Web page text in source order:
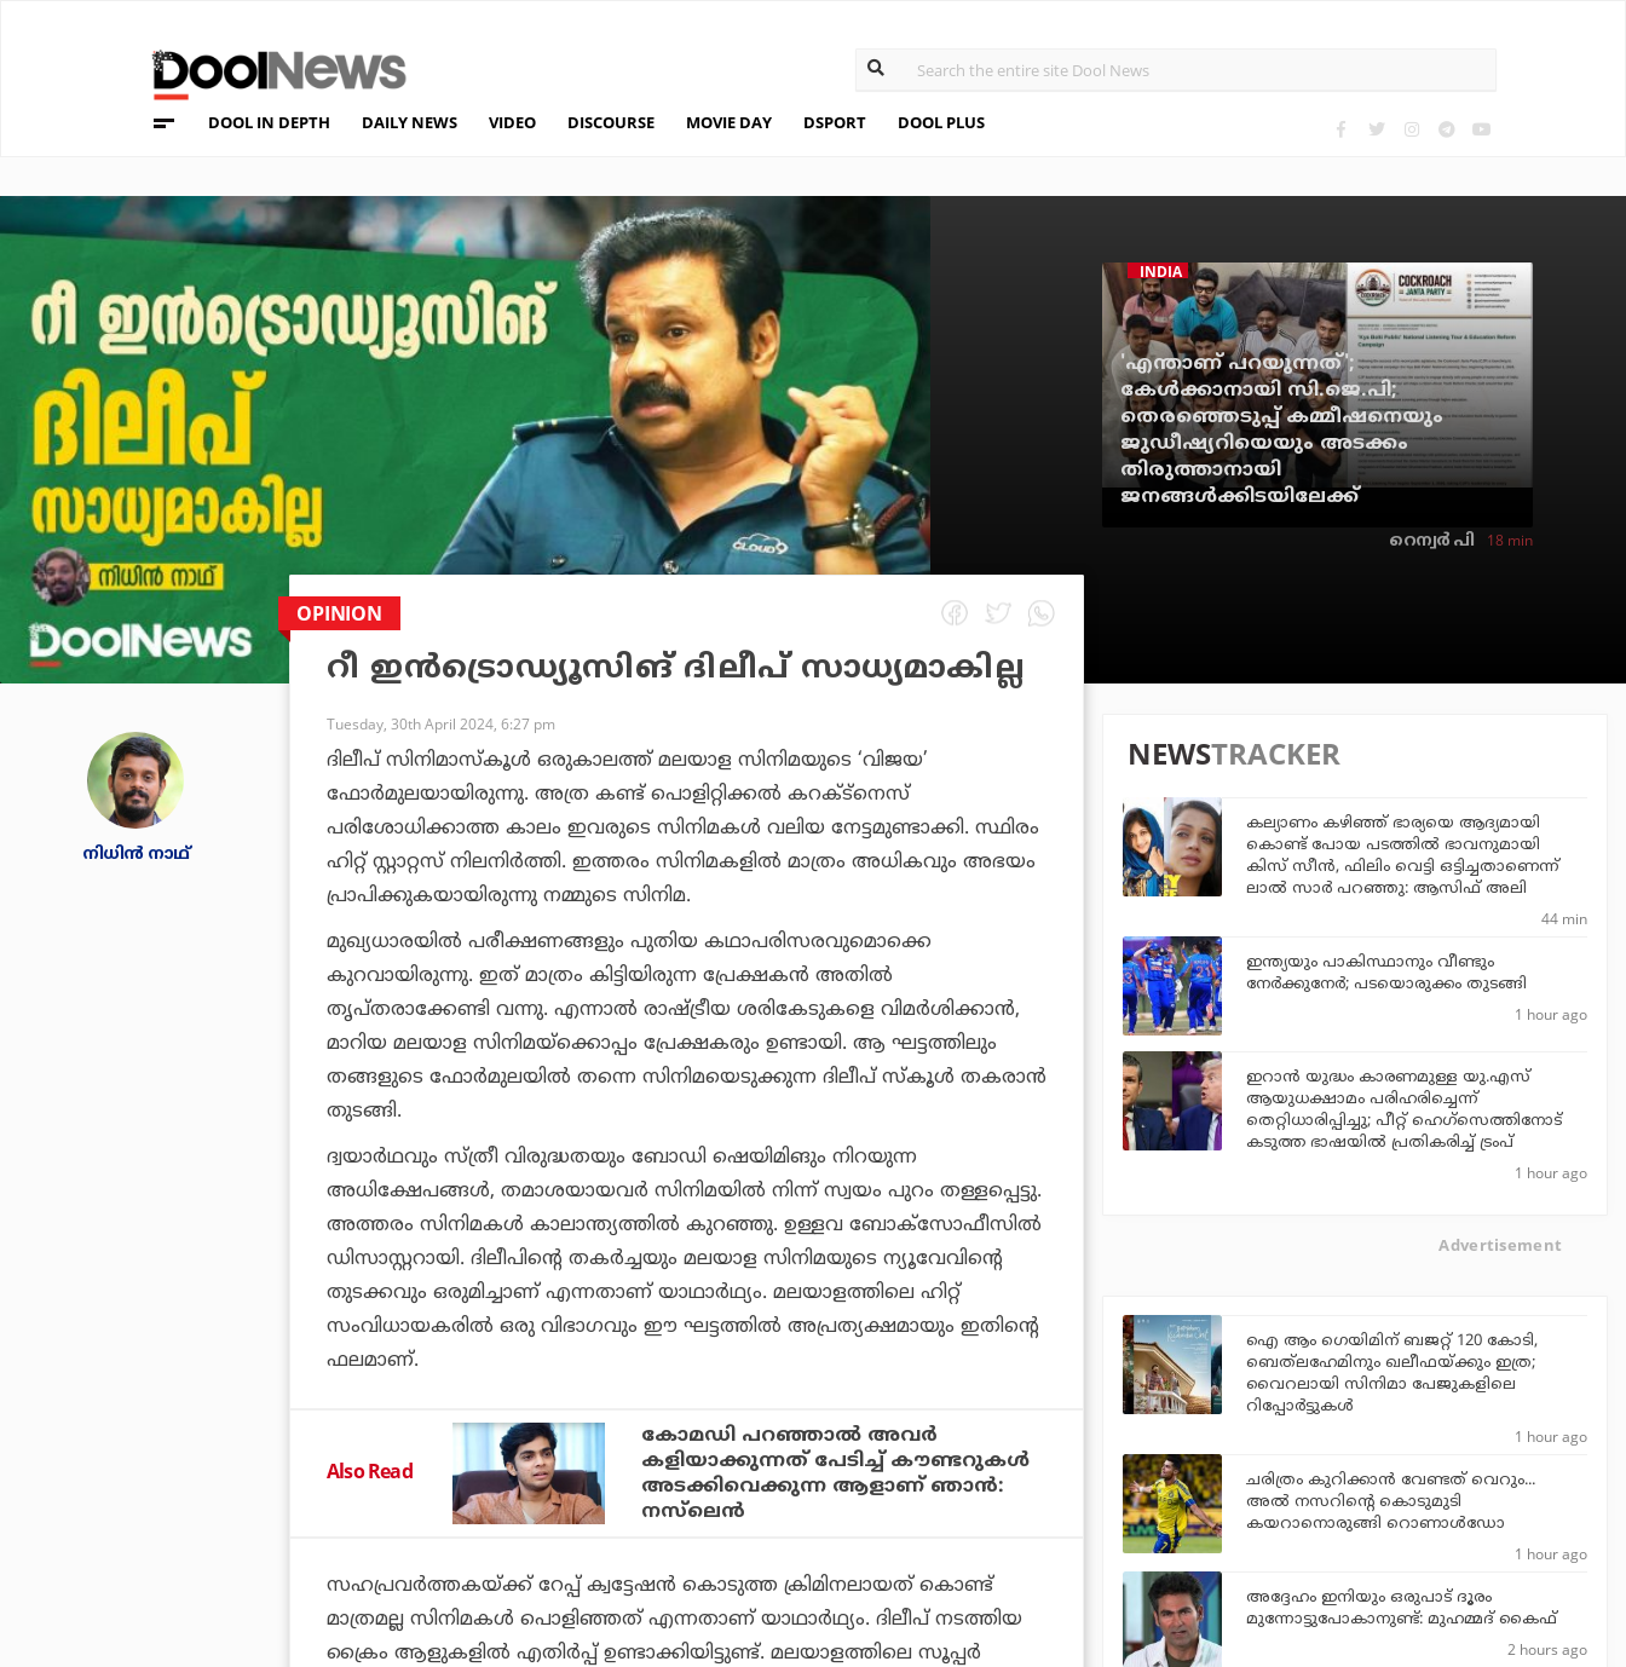
DOOL IN DEPTH DAILY NEWS VIDEO DISCOURSE MOVIE DAY DSPORT DOOL PLUS
INDIA
'എന്താണ് പറയുന്നത്';
കേള്‍ക്കാനായി സി.ജെ.പി;
തെരഞ്ഞെടുപ്പ് കമ്മീഷനെയും
ജുഡീഷ്യറിയെയും അടക്കം
തിരുത്താനായി
ജനങ്ങള്‍ക്കിടയിലേക്ക്
റെന്വര്‍ പി 18 min
നിധിന്‍ നാഥ്
OPINION
റീ ഇന്‍ട്രൊഡ്യൂസിങ് ദിലീപ് സാധ്യമാകില്ല
Tuesday, 30th April 2024, 6:27 pm
ദിലീപ് സിനിമാസ്‌കൂള്‍ ഒരുകാലത്ത് മലയാള സിനിമയുടെ ‘വിജയ’
ഫോര്‍മുലയായിരുന്നു. അത്ര കണ്ട് പൊളിറ്റിക്കല്‍ കറക്ട്‌നെസ്
പരിശോധിക്കാത്ത കാലം ഇവരുടെ സിനിമകള്‍ വലിയ നേട്ടമുണ്ടാക്കി. സ്ഥിരം
ഹിറ്റ് സ്റ്റാറ്റസ് നിലനിര്‍ത്തി. ഇത്തരം സിനിമകളില്‍ മാത്രം അധികവും അഭയം
പ്രാപിക്കുകയായിരുന്നു നമ്മുടെ സിനിമ.
മുഖ്യധാരയില്‍ പരീക്ഷണങ്ങളും പുതിയ കഥാപരിസരവുമൊക്കെ
കുറവായിരുന്നു. ഇത് മാത്രം കിട്ടിയിരുന്ന പ്രേക്ഷകന്‍ അതില്‍
തൃപ്തരാക്കേണ്ടി വന്നു. എന്നാല്‍ രാഷ്ട്രീയ ശരികേടുകളെ വിമര്‍ശിക്കാന്‍,
മാറിയ മലയാള സിനിമയ്ക്കൊപ്പം പ്രേക്ഷകരും ഉണ്ടായി. ആ ഘട്ടത്തിലും
തങ്ങളുടെ ഫോര്‍മുലയില്‍ തന്നെ സിനിമയെടുക്കുന്ന ദിലീപ് സ്‌കൂള്‍ തകരാന്‍
തുടങ്ങി.
ദ്വയാര്‍ഥവും സ്ത്രീ വിരുദ്ധതയും ബോഡി ഷെയിമിങും നിറയുന്ന
അധിക്ഷേപങ്ങള്‍, തമാശയായവര്‍ സിനിമയില്‍ നിന്ന് സ്വയം പുറം തള്ളപ്പെട്ടു.
അത്തരം സിനിമകള്‍ കാലാന്ത്യത്തില്‍ കുറഞ്ഞു. ഉള്ളവ ബോക്സോഫീസില്‍
ഡിസാസ്റ്ററായി. ദിലീപിന്റെ തകര്‍ച്ചയും മലയാള സിനിമയുടെ ന്യൂവേവിന്റെ
തുടക്കവും ഒരുമിച്ചാണ് എന്നതാണ് യാഥാര്‍ഥ്യം. മലയാളത്തിലെ ഹിറ്റ്
സംവിധായകരില്‍ ഒരു വിഭാഗവും ഈ ഘട്ടത്തില്‍ അപ്രത്യക്ഷമായും ഇതിന്റെ
ഫലമാണ്.
Also Read
കോമഡി പറഞ്ഞാല്‍ അവര്‍
കളിയാക്കുന്നത് പേടിച്ച് കൗണ്ടറുകള്‍
അടക്കിവെക്കുന്ന ആളാണ് ഞാന്‍:
നസ്‌ലെന്‍
സഹപ്രവര്‍ത്തകയ്ക്ക് റേപ്പ് ക്വട്ടേഷന്‍ കൊടുത്ത ക്രിമിനലായത് കൊണ്ട്
മാത്രമല്ല സിനിമകള്‍ പൊളിഞ്ഞത് എന്നതാണ് യാഥാര്‍ഥ്യം. ദിലീപ് നടത്തിയ
ക്രൈം ആളുകളില്‍ എതിര്‍പ്പ് ഉണ്ടാക്കിയിട്ടുണ്ട്. മലയാളത്തിലെ സൂപ്പര്‍
NEWSTRACKER
കല്യാണം കഴിഞ്ഞ് ഭാര്യയെ ആദ്യമായി
കൊണ്ട് പോയ പടത്തില്‍ ഭാവനുമായി
കിസ് സീന്‍, ഫിലിം വെട്ടി ഒട്ടിച്ചതാണെന്ന്
ലാല്‍ സാര്‍ പറഞ്ഞു: ആസിഫ് അലി
44 min
ഇന്ത്യയും പാകിസ്ഥാനും വീണ്ടും
നേര്‍ക്കുനേര്‍; പടയൊരുക്കം തുടങ്ങി
1 hour ago
ഇറാന്‍ യുദ്ധം കാരണമുള്ള യു.എസ്
ആയുധക്ഷാമം പരിഹരിച്ചെന്ന്
തെറ്റിധാരിപ്പിച്ചു; പീറ്റ് ഹെഗ്‌സെത്തിനോട്
കടുത്ത ഭാഷയില്‍ പ്രതികരിച്ച് ട്രംപ്
1 hour ago
Advertisement
ഐ ആം ഗെയിമിന് ബജറ്റ് 120 കോടി,
ബെത്‌ലഹേമിനും ഖലീഫയ്ക്കും ഇത്ര;
വൈറലായി സിനിമാ പേജുകളിലെ
റിപ്പോര്‍ട്ടുകള്‍
1 hour ago
ചരിത്രം കുറിക്കാന്‍ വേണ്ടത് വെറും...
അല്‍ നസറിന്റെ കൊടുമുടി
കയറാനൊരുങ്ങി റൊണാള്‍ഡോ
1 hour ago
അദ്ദേഹം ഇനിയും ഒരുപാട് ദൂരം
മുന്നോട്ടുപോകാനുണ്ട്: മുഹമ്മദ് കൈഫ്
2 hours ago